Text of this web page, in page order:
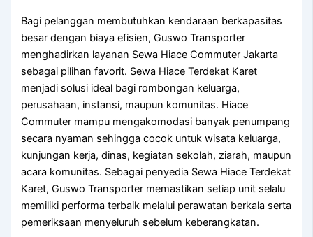
Bagi pelanggan membutuhkan kendaraan berkapasitas
besar dengan biaya efisien, Guswo Transporter
menghadirkan layanan Sewa Hiace Commuter Jakarta
sebagai pilihan favorit. Sewa Hiace Terdekat Karet
menjadi solusi ideal bagi rombongan keluarga,
perusahaan, instansi, maupun komunitas. Hiace
Commuter mampu mengakomodasi banyak penumpang
secara nyaman sehingga cocok untuk wisata keluarga,
kunjungan kerja, dinas, kegiatan sekolah, ziarah, maupun
acara komunitas. Sebagai penyedia Sewa Hiace Terdekat
Karet, Guswo Transporter memastikan setiap unit selalu
memiliki performa terbaik melalui perawatan berkala serta
pemeriksaan menyeluruh sebelum keberangkatan.